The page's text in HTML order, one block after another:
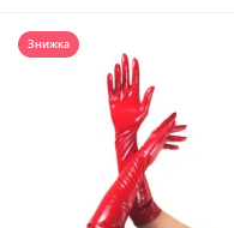
Знижка